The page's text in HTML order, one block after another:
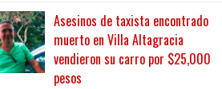
Asesinos de taxista encontrado
muerto en Villa Altagracia
vendieron su carro por $25,000
pesos